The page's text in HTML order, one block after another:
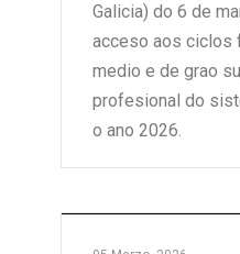
Galicia) do 6 de
acceso aos ciclos
medio e de grao
profesional do
o ano 2026.